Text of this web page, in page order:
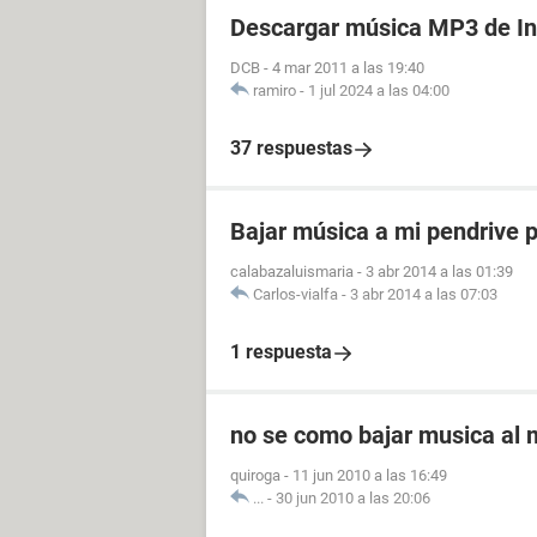
Descargar música MP3 de
DCB - 4 mar 2011 a las 19:40
ramiro - 1 jul 2024 a las 04:00
37 respuestas
Bajar música a mi pendrive
calabazaluismaria - 3 abr 2014 a las 01:39
Carlos-vialfa - 3 abr 2014 a las 07:03
1 respuesta
no se como bajar musica al
quiroga - 11 jun 2010 a las 16:49
... - 30 jun 2010 a las 20:06